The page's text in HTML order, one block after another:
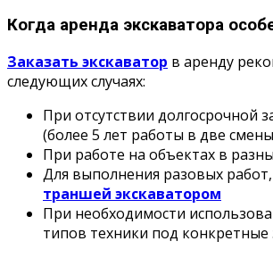
Когда аренда экскаватора
Заказать экскаватор в аренду
следующих случаях:
При отсутствии долгосрочной
(более 5 лет работы в две
При работе на объектах в
Для выполнения разовых
траншей экскаватором
При необходимости
типов техники под конкретные